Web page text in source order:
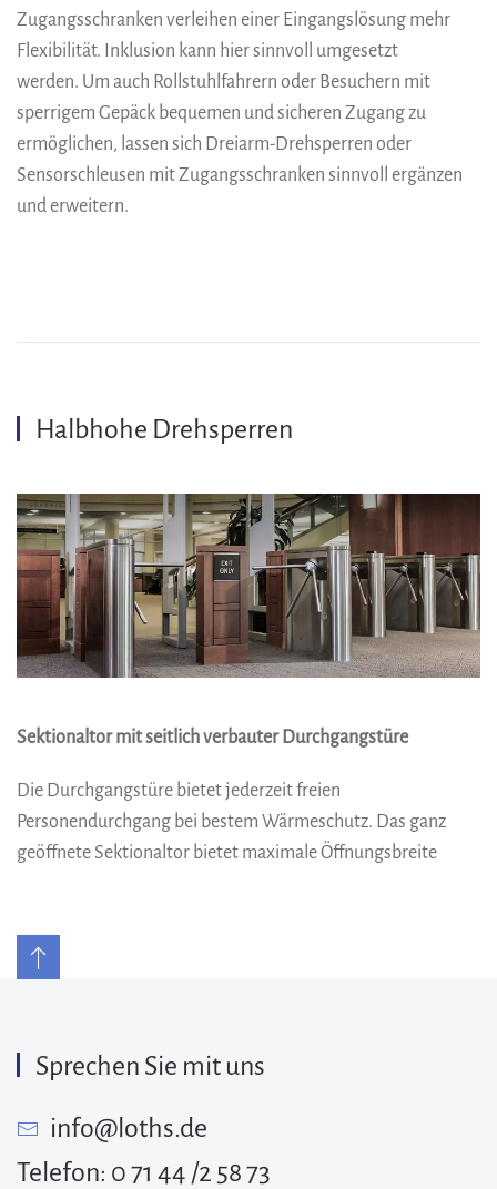
Zugangsschranken verleihen einer Eingangslösung mehr
Flexibilität. Inklusion kann hier sinnvoll umgesetzt
werden. Um auch Rollstuhlfahrern oder Besuchern mit
sperrigem Gepäck bequemen und sicheren Zugang zu
ermöglichen, lassen sich Dreiarm-Drehsperren oder
Sensorschleusen mit Zugangsschranken sinnvoll ergänzen
und erweitern.
Halbhohe Drehsperren
Sektionaltor mit seitlich verbauter Durchgangstüre
Die Durchgangstüre bietet jederzeit freien
Personendurchgang bei bestem Wärmeschutz. Das ganz
geöffnete Sektionaltor bietet maximale Öffnungsbreite
Sprechen Sie mit uns
info@loths.de
Telefon: 0 71 44 /2 58 73